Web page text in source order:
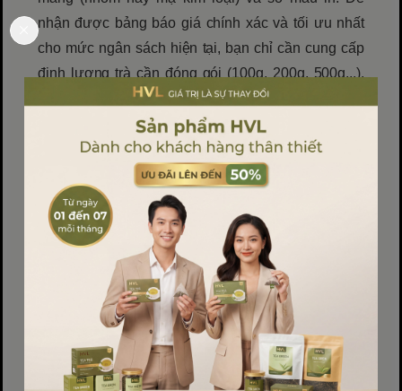
nhận được bảng báo giá chính xác và tối ưu nhất
cho mức ngân sách hiện tại, bạn chỉ cần cung cấp
định lượng trà cần đóng gói (100g, 200g, 500g...),
HVL sẽ lo phần còn lại.
Nhận Báo Giá In Ấn Chi
Tiết 2026 Ngay Hôm Nay
Hãy biến ý tưởng thương hiệu thành hiện
thực với chi phí tối ưu nhất.
📍 Trụ sở Tổng kho: Long Biên, Hà Nội
📞 Website: www.baobihvl.com